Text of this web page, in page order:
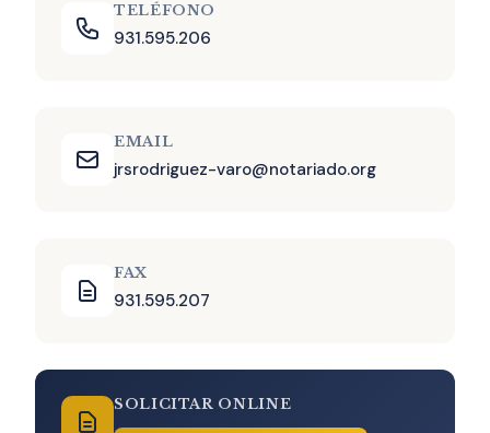
TELÉFONO
931.595.206
EMAIL
jrsrodriguez-varo@notariado.org
FAX
931.595.207
SOLICITAR ONLINE